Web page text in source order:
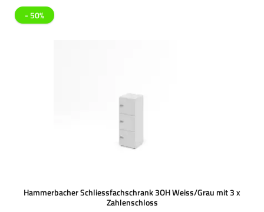
- 50%
Hammerbacher Schliessfachschrank 3OH Weiss/Grau mit 3 x
Zahlenschloss